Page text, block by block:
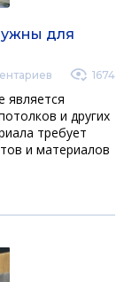
для
1674
является
и других
требует
и материалов